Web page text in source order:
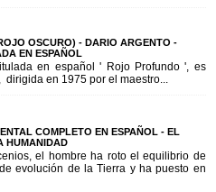
OSCURO) - DARIO ARGENTO -
EN ESPAÑOL
en español ' Rojo Profundo ', es
en 1975 por el maestro...
COMPLETO EN ESPAÑOL - EL
HUMANIDAD
el hombre ha roto el equilibrio de
evolución de la Tierra y ha puesto en